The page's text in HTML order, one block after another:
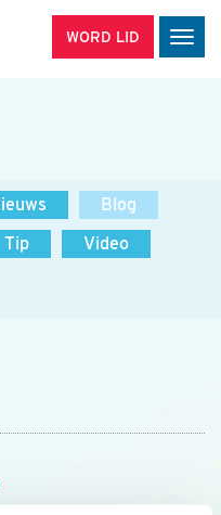
WORD LID
Blog
Tip
Video